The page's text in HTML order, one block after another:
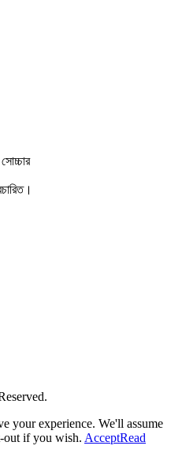
your experience. We'll assume
out if you wish. AcceptRead